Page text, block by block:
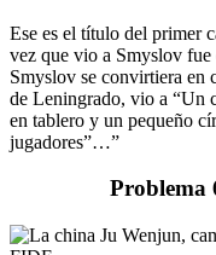
Ese es el título del primer
vez que vio a Smyslov fue
Smyslov se convirtiera en
de Leningrado, vio a “Un
en tablero y un pequeño
jugadores”…”
Problema